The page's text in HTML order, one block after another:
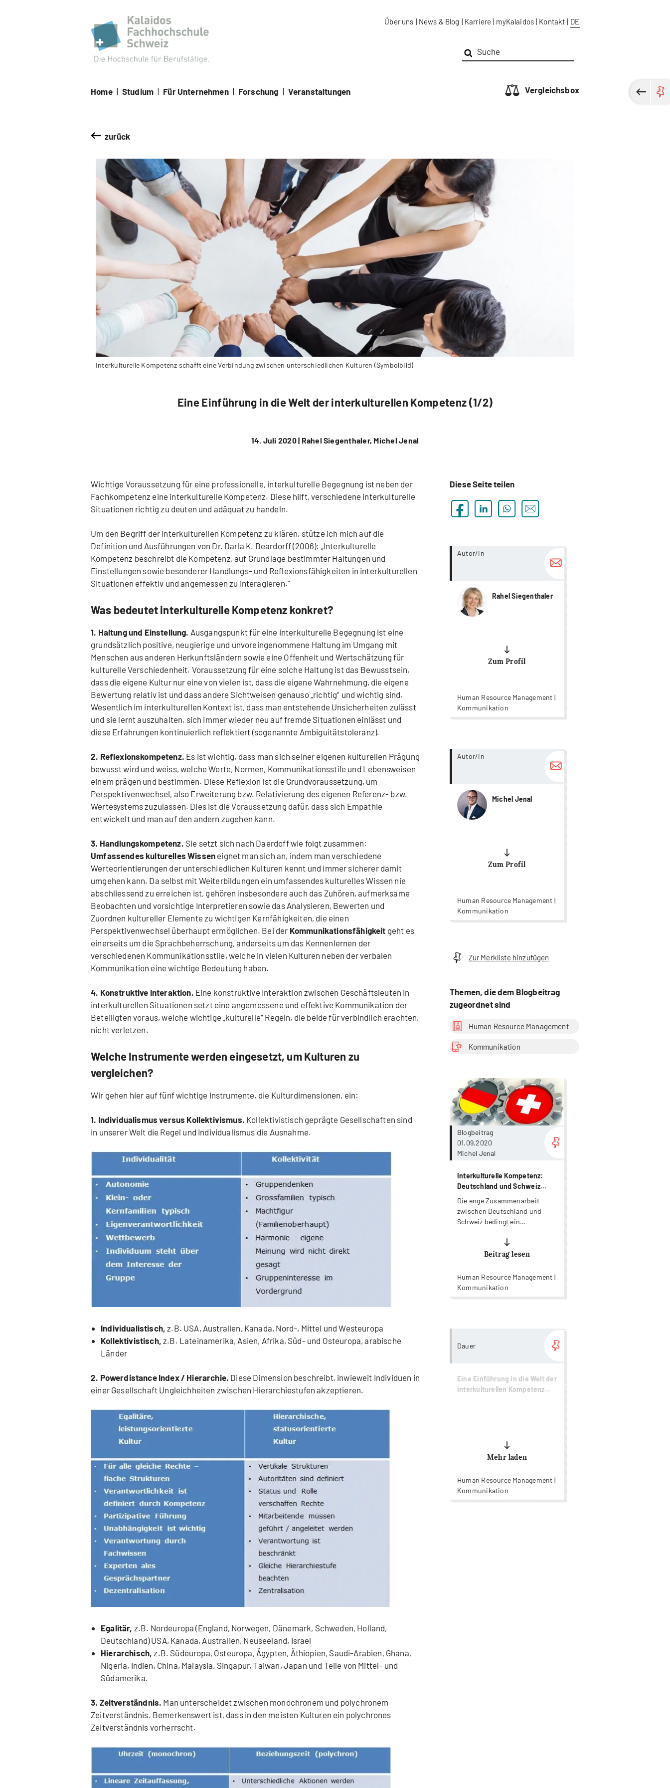
Über uns | News & Blog | Karriere | myKalaidos | Kontakt | DE
Home | Studium | Für Unternehmen | Forschung | Veranstaltungen Vergleichsbox
zurück
Interkulturelle Kompetenz schafft eine Verbindung zwischen unterschiedlichen Kulturen (Symbolbild)
Eine Einführung in die Welt der interkulturellen Kompetenz (1/2)
14. Juli 2020 | Rahel Siegenthaler, Michel Jenal
Wichtige Voraussetzung für eine professionelle, interkulturelle Begegnung ist neben der
Fachkompetenz eine interkulturelle Kompetenz. Diese hilft, verschiedene interkulturelle
Situationen richtig zu deuten und adäquat zu handeln.
Um den Begriff der interkulturellen Kompetenz zu klären, stütze ich mich auf die
Definition und Ausführungen von Dr. Darla K. Deardorff (2006): „Interkulturelle
Kompetenz beschreibt die Kompetenz, auf Grundlage bestimmter Haltungen und
Einstellungen sowie besonderer Handlungs- und Reflexionsfähigkeiten in interkulturellen
Situationen effektiv und angemessen zu interagieren."
Was bedeutet interkulturelle Kompetenz konkret?
1. Haltung und Einstellung. Ausgangspunkt für eine interkulturelle Begegnung ist eine
grundsätzlich positive, neugierige und unvoreingenommene Haltung im Umgang mit
Menschen aus anderen Herkunftsländern sowie eine Offenheit und Wertschätzung für
kulturelle Verschiedenheit. Voraussetzung für eine solche Haltung ist das Bewusstsein,
dass die eigene Kultur nur eine von vielen ist, dass die eigene Wahrnehmung, die eigene
Bewertung relativ ist und dass andere Sichtweisen genauso „richtig“ und wichtig sind.
Wesentlich im interkulturellen Kontext ist, dass man entstehende Unsicherheiten zulässt
und sie lernt auszuhalten, sich immer wieder neu auf fremde Situationen einlässt und
diese Erfahrungen kontinuierlich reflektiert (sogenannte Ambiguitätstoleranz).
2. Reflexionskompetenz. Es ist wichtig, dass man sich seiner eigenen kulturellen Prägung
bewusst wird und weiss, welche Werte, Normen, Kommunikationsstile und Lebensweisen
einem prägen und bestimmen. Diese Reflexion ist die Grundvoraussetzung, um
Perspektivenwechsel, also Erweiterung bzw. Relativierung des eigenen Referenz- bzw.
Wertesystems zuzulassen. Dies ist die Voraussetzung dafür, dass sich Empathie
entwickelt und man auf den andern zugehen kann.
3. Handlungskompetenz. Sie setzt sich nach Daerdoff wie folgt zusammen:
Umfassendes kulturelles Wissen eignet man sich an, indem man verschiedene
Werteorientierungen der unterschiedlichen Kulturen kennt und immer sicherer damit
umgehen kann. Da selbst mit Weiterbildungen ein umfassendes kulturelles Wissen nie
abschliessend zu erreichen ist, gehören insbesondere auch das Zuhören, aufmerksame
Beobachten und vorsichtige Interpretieren sowie das Analysieren, Bewerten und
Zuordnen kultureller Elemente zu wichtigen Kernfähigkeiten, die einen
Perspektivenwechsel überhaupt ermöglichen. Bei der Kommunikationsfähigkeit geht es
einerseits um die Sprachbeherrschung, anderseits um das Kennenlernen der
verschiedenen Kommunikationsstile, welche in vielen Kulturen neben der verbalen
Kommunikation eine wichtige Bedeutung haben.
4. Konstruktive Interaktion. Eine konstruktive Interaktion zwischen Geschäftsleuten in
interkulturellen Situationen setzt eine angemessene und effektive Kommunikation der
Beteiligten voraus, welche wichtige „kulturelle“ Regeln, die beide für verbindlich erachten,
nicht verletzen.
Welche Instrumente werden eingesetzt, um Kulturen zu
vergleichen?
Wir gehen hier auf fünf wichtige Instrumente, die Kulturdimensionen, ein:
1. Individualismus versus Kollektivismus. Kollektivistisch geprägte Gesellschaften sind
in unserer Welt die Regel und Individualismus die Ausnahme.
Individualistisch, z.B. USA, Australien, Kanada, Nord-, Mittel und Westeuropa
Kollektivistisch, z.B. Lateinamerika, Asien, Afrika, Süd- und Osteuropa, arabische
Länder
2. Powerdistance Index / Hierarchie. Diese Dimension beschreibt, inwieweit Individuen in
einer Gesellschaft Ungleichheiten zwischen Hierarchiestufen akzeptieren.
Egalitär, z.B. Nordeuropa (England, Norwegen, Dänemark, Schweden, Holland,
Deutschland) USA, Kanada, Australien, Neuseeland, Israel
Hierarchisch,z.B. Südeuropa, Osteuropa, Ägypten, Äthiopien, Saudi-Arabien, Ghana,
Nigeria, Indien, China, Malaysia, Singapur, Taiwan, Japan und Teile von Mittel- und
Südamerika.
3. Zeitverständnis. Man unterscheidet zwischen monochronem und polychronem
Zeitverständnis. Bemerkenswert ist, dass in den meisten Kulturen ein polychrones
Zeitverständnis vorherrscht.
Diese Seite teilen
Autor/in
Rahel Siegenthaler
Zum Profil
Human Resource Management |
Kommunikation
more...
Autor/in
Michel Jenal
Zum Profil
Human Resource Management |
Kommunikation
more...
Zur Merkliste hinzufügen
Themen, die dem Blogbeitrag
zugeordnet sind
Human Resource Management
Kommunikation
Blogbeitrag
01.09.2020
Michel Jenal
Interkulturelle Kompetenz:
Deutschland und Schweiz
(2/2)
Die enge Zusammenarbeit
zwischen Deutschland und
Schweiz bedingt ein
Beitrag lesen
Human Resource Management |
Kommunikation
more...
Dauer
Eine Einführung in die Welt der
interkulturellen Kompetenz
Mehr laden
Human Resource Management |
Kommunikation
more...